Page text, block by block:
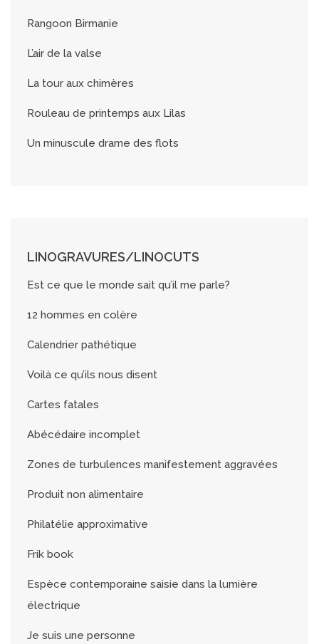
Rangoon Birmanie
L’air de la valse
La tour aux chimères
Rouleau de printemps aux Lilas
Un minuscule drame des flots
LINOGRAVURES/LINOCUTS
Est ce que le monde sait qu’il me parle?
12 hommes en colère
Calendrier pathétique
Voilà ce qu’ils nous disent
Cartes fatales
Abécédaire incomplet
Zones de turbulences manifestement aggravées
Produit non alimentaire
Philatélie approximative
Frik book
Espèce contemporaine saisie dans la lumière
électrique
Je suis une personne